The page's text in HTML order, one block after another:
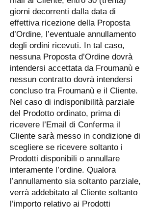
giorni decorrenti dalla data di
effettiva ricezione della Proposta
d’Ordine, l’eventuale annullamento
degli ordini ricevuti. In tal caso,
nessuna Proposta d’Ordine dovrà
intendersi accettata da Froumanù e
nessun contratto dovrà intendersi
concluso tra Froumanù e il Cliente.
Nel caso di indisponibilità parziale
del Prodotto ordinato, prima di
ricevere l’Email di Conferma il
Cliente sarà messo in condizione di
scegliere se ricevere soltanto i
Prodotti disponibili o annullare
interamente l’ordine. Qualora
l’annullamento sia soltanto parziale,
verrà addebitato al Cliente soltanto
l’importo relativo ai Prodotti